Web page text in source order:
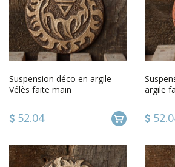
Suspension déco en argile
Vélès faite main
52.04
argile